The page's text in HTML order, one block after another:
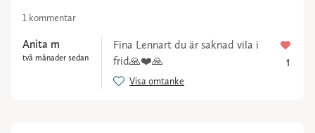
1 kommentar
Anita m
två månader sedan
Fina Lennart du är saknad vila i
frid🙏❤️🙏
Visa omtanke
1